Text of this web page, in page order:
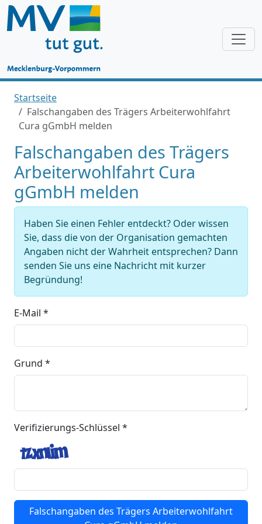
Startseite
Falschangaben des Trägers Arbeiterwohlfahrt
Cura gGmbH melden
Falschangaben des Trägers
Arbeiterwohlfahrt Cura
gGmbH melden
Haben Sie einen Fehler entdeckt? Oder wissen
Sie, dass die von der Organisation gemachten
Angaben nicht der Wahrheit entsprechen? Dann
senden Sie uns eine Nachricht mit kurzer
Begründung!
E-Mail *
Grund *
Verifizierungs-Schlüssel *
Falschangaben des Trägers Arbeiterwohlfahrt